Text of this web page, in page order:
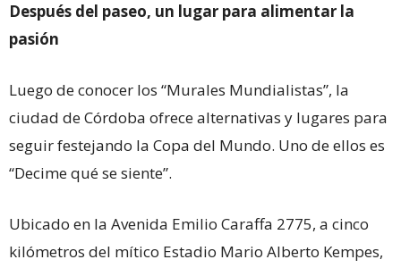
Después del paseo, un lugar para alimentar la
pasión
Luego de conocer los “Murales Mundialistas”, la
ciudad de Córdoba ofrece alternativas y lugares para
seguir festejando la Copa del Mundo. Uno de ellos es
“Decime qué se siente”.
Ubicado en la Avenida Emilio Caraffa 2775, a cinco
kilómetros del mítico Estadio Mario Alberto Kempes,